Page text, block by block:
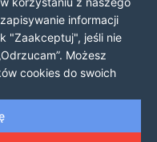
20 94
brzesko.pl
informacji
"Zaakceptuj", jeśli nie
Możesz
cookies do swoich